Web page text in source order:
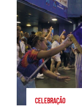
CELEBRAÇÃO